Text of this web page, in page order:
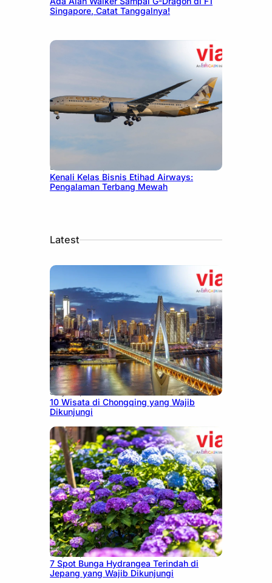
Singapore, Catat Tanggalnya!
December 27, 2024
Kenali Kelas Bisnis Etihad Airways:
Pengalaman Terbang Mewah
Latest
July 30, 2026
10 Wisata di Chongqing yang Wajib
Dikunjungi
July 23, 2026
7 Spot Bunga Hydrangea Terindah di
Jepang yang Wajib Dikunjungi